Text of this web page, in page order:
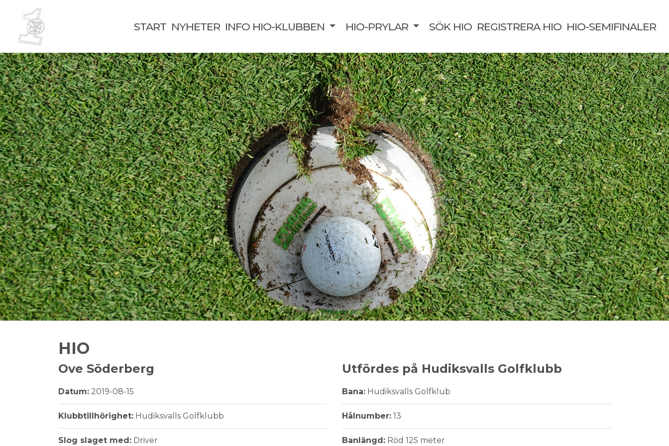
START NYHETER INFO HIO-KLUBBEN HIO-PRYLAR SÖK HIO REGISTRERA HIO HIO-SEMIFINALER
HIO
Ove Söderberg
Datum: 2019-08-15
Klubbtillhörighet: Hudiksvalls Golfklubb
Slog slaget med: Driver
Utfördes på Hudiksvalls Golfklubb
Bana: Hudiksvalls Golfklub
Hålnumber: 13
Banlängd: Röd 125 meter